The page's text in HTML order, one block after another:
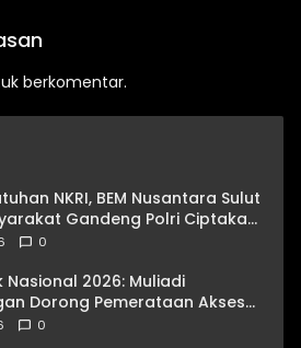
berkomentar.
NKRI, BEM Nusantara Sulut
Gandeng Polri Ciptakan
Kondusif
0
Nasional 2026: Muliadi
Dorong Pemerataan Akses
dan Proteksi Digital Anak Sulut
0